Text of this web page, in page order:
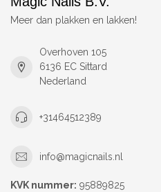
Meer dan plakken en lakken!
Overhoven 105
6136 EC Sittard
Nederland
+31464512389
info@magicnails.nl
KVK nummer: 95889825